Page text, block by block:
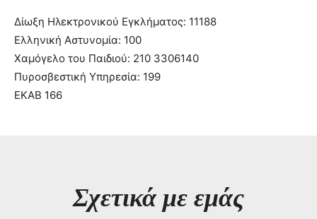
Δίωξη Ηλεκτρονικού Εγκλήματος: 11188
Ελληνική Αστυνομία: 100
Χαμόγελο του Παιδιού: 210 3306140
Πυροσβεστική Υπηρεσία: 199
ΕΚΑΒ 166
Σχετικά με εμάς